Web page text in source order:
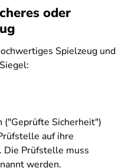
oder
Spielzeug und
("Geprüfte Sicherheit")
auf ihre
Die Prüfstelle muss
werden.